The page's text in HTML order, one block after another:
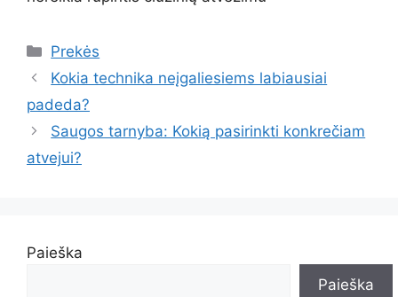
Kategorijos
Prekės
Kokia technika neįgaliesiems labiausiai
padeda?
Saugos tarnyba: Kokią pasirinkti konkrečiam
atvejui?
Paieška
Paieška